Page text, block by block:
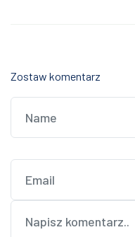
Zostaw komentarz